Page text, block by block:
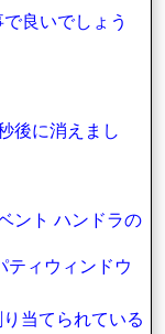
良いでしょう
後に消えまし
ント ハンドラの
ティウィンドウ
当てられている